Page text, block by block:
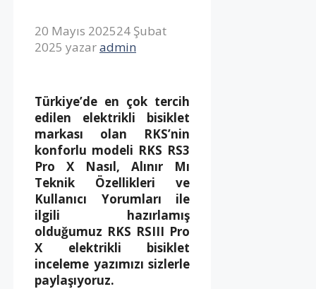
20 Mayıs 202524 Şubat
2025 yazaradmin
Türkiye’de en çok tercih
edilen elektrikli bisiklet
markası olan RKS’nin
konforlu modeli RKS RS3
Pro X Nasıl, Alınır Mı
Teknik Özellikleri ve
Kullanıcı Yorumları ile
ilgili hazırlamış
olduğumuz RKS RSIII Pro
X elektrikli bisiklet
inceleme yazımızı sizlerle
paylaşıyoruz.